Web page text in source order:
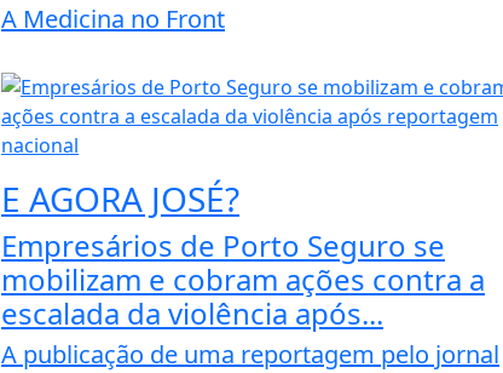
A Medicina no Front
E AGORA JOSÉ?
Empresários de Porto Seguro se
mobilizam e cobram ações contra a
escalada da violência após...
A publicação de uma reportagem pelo jornal